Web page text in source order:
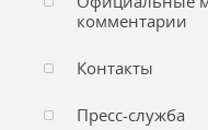
комментарии
Контакты
Пресс-служба